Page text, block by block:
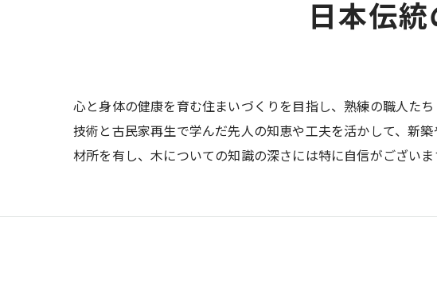
日本伝
心と身体の健康を育む住まいづくりを目指し、熟練の職人た
技術と古民家再生で学んだ先人の知恵や工夫を活かして、新
材所を有し、木についての知識の深さには特に自信がございま